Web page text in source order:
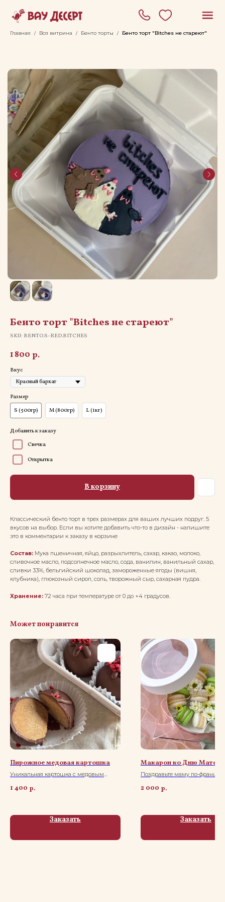
Главная Вся витрина Бенто торты Бенто торт "Bitches не стареют"
Бенто торт "Bitches не стареют"
SKU: BENTO.S-RED.BITCHES
1 800 р.
Вкус
Размер
S (500гр)
M (800гр) L (1кг)
Добавить к заказу
Свечка
Открытка
В корзину
Классический бенто торт в трех размерах для ваших лучших подруг. 5
вкусов на выбор. Если вы хотите добавить что-то в дизайн - напишите
это в комментарии к заказу в корзине
Состав: Мука пшеничная, яйцо, разрыхлитель, сахар, какао, молоко,
сливочное масло, подсолнечное масло, сода, ванилин, ванильный сахар,
сливки 33%, бельгийский шоколад, замороженные ягоды (вишня,
клубника), глюкозный сироп, соль, творожный сыр, сахарная пудра.
Хранение: 72 часа при температуре от 0 до +4 градусов.
Может понравится
Пирожное медовая картошка
Уникальная картошка с медовым
1 400 р.
Заказать
Макарон ко Дню Матери
Поздравьте маму по-
2 000 р.
Заказать